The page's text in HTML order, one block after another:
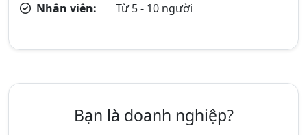
Nhân viên:
Từ 5 - 10 người
Bạn là doanh nghiệp?